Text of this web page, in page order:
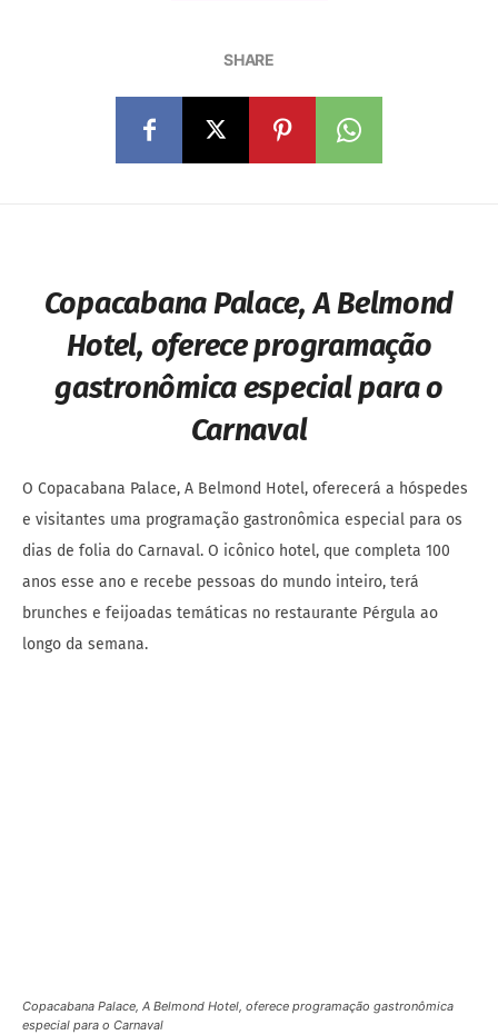
SHARE
Copacabana Palace, A Belmond
Hotel, oferece programação
gastronômica especial para o
Carnaval
O Copacabana Palace, A Belmond Hotel, oferecerá a hóspedes
e visitantes uma programação gastronômica especial para os
dias de folia do Carnaval. O icônico hotel, que completa 100
anos esse ano e recebe pessoas do mundo inteiro, terá
brunches e feijoadas temáticas no restaurante Pérgula ao
longo da semana.
Copacabana Palace, A Belmond Hotel, oferece programação gastronômica
especial para o Carnaval